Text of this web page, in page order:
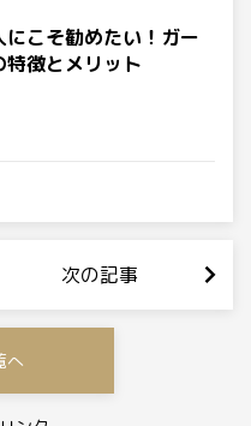
にこそ勧めたい！ガー
特徴とメリット
次の記事
へ